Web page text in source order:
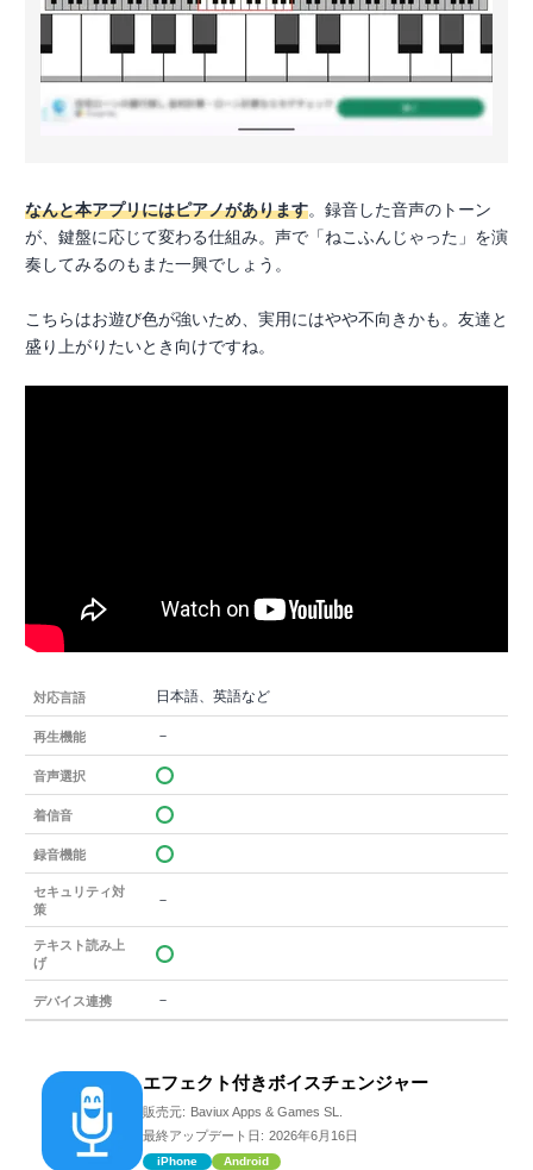
なんと本アプリにはピアノがあります。録音した音声のトーン
が、鍵盤に応じて変わる仕組み。声で「ねこふんじゃった」を演
奏してみるのもまた一興でしょう。
こちらはお遊び色が強いため、実用にはやや不向きかも。友達と
盛り上がりたいとき向けですね。
対応言語 日本語、英語など
再生機能 －
音声選択
着信音
録音機能
セキュリティ対
策
－
テキスト読み上
げ
デバイス連携 －
エフェクト付きボイスチェンジャー
販売元: Baviux Apps & Games SL.
最終アップデート日: 2026年6月16日
iPhone Android